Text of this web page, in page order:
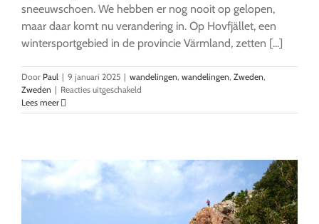
sneeuwschoen. We hebben er nog nooit op gelopen,
maar daar komt nu verandering in. Op Hovfjället, een
wintersportgebied in de provincie Värmland, zetten [...]
Door Paul | 9 januari 2025 | wandelingen, wandelingen, Zweden,
Zweden | Reacties uitgeschakeld
wandelen
Lees meer